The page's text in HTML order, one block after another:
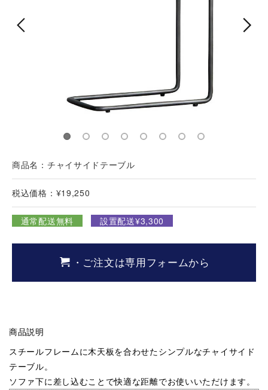
商品名：チャイサイドテーブル
税込価格：¥19,250
通常配送無料 設置配送¥3,300
・ご注文は専用フォームから
商品説明
スチールフレームに木天板を合わせたシンプルなチャイサイド
テーブル。
ソファ下に差し込むことで快適な距離でお使いいただけます。